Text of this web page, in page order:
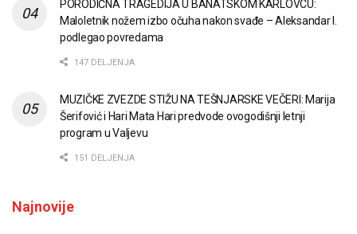
PORODIČNA TRAGEDIJA U BANATSKOM KARLOVCU:
Maloletnik nožem izbo očuha nakon svađe – Aleksandar I.
podlegao povredama
147 DELJENJA
MUZIČKE ZVEZDE STIŽU NA TEŠNJARSKE VEČERI: Marija
Šerifović i Hari Mata Hari predvode ovogodišnji letnji
program u Valjevu
151 DELJENJA
Najnovije